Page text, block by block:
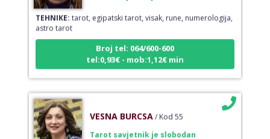
TEHNIKE:tarot, egipatski tarot, visak, rune, numerologija,
astro tarot
Broj tel: 064/600-600
tel:0,93€ - mob:1,12€ min